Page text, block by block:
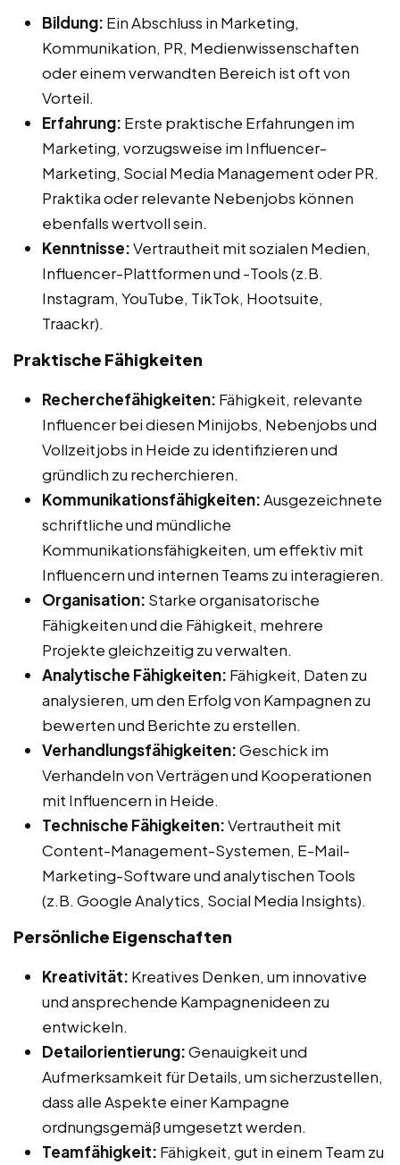
Bildung: Ein Abschluss in Marketing,
Kommunikation, PR, Medienwissenschaften
oder einem verwandten Bereich ist oft von
Vorteil.
Erfahrung: Erste praktische Erfahrungen im
Marketing, vorzugsweise im Influencer-
Marketing, Social Media Management oder PR.
Praktika oder relevante Nebenjobs können
ebenfalls wertvoll sein.
Kenntnisse:Vertrautheit mit sozialen Medien,
Influencer-Plattformen und -Tools (z.B.
Instagram, YouTube, TikTok, Hootsuite,
Traackr).
Praktische Fähigkeiten
Recherchefähigkeiten: Fähigkeit, relevante
Influencer bei diesen Minijobs, Nebenjobs und
Vollzeitjobs in Heide zu identifizieren und
gründlich zu recherchieren.
Kommunikationsfähigkeiten:Ausgezeichnete
schriftliche und mündliche
Kommunikationsfähigkeiten, um effektiv mit
Influencern und internen Teams zu interagieren.
Organisation: Starke organisatorische
Fähigkeiten und die Fähigkeit, mehrere
Projekte gleichzeitig zu verwalten.
Analytische Fähigkeiten: Fähigkeit, Daten zu
analysieren, um den Erfolg von Kampagnen zu
bewerten und Berichte zu erstellen.
Verhandlungsfähigkeiten:Geschick im
Verhandeln von Verträgen und Kooperationen
mit Influencern in Heide.
Technische Fähigkeiten:Vertrautheit mit
Content-Management-Systemen, E-Mail-
Marketing-Software und analytischen Tools
(z.B. Google Analytics, Social Media Insights).
Persönliche Eigenschaften
Kreativität: Kreatives Denken, um innovative
und ansprechende Kampagnenideen zu
entwickeln.
Detailorientierung:Genauigkeit und
Aufmerksamkeit für Details, um sicherzustellen,
dass alle Aspekte einer Kampagne
ordnungsgemäß umgesetzt werden.
Teamfähigkeit: Fähigkeit, gut in einem Team zu